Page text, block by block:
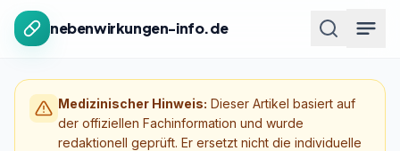
Zum Inhalt springen
nebenwirkungen-info.de
Medizinischer Hinweis: Dieser Artikel basiert auf
der offiziellen Fachinformation und wurde
redaktionell geprüft. Er ersetzt nicht die individuelle